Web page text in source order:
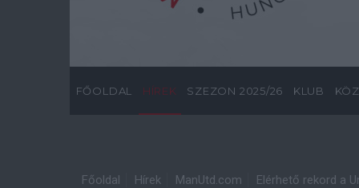
FŐOLDAL HÍREK SZEZON 2025/26 KLUB
Főoldal Hírek ManUtd.com Elérhető rekord a